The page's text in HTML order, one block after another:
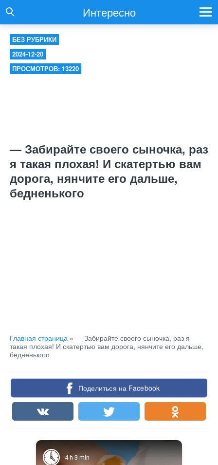
Интересно
БЕЗ РУБРИКИ
2024-12-20
ПРОСМОТРОВ: 13220
— Забирайте своего сыночка, раз
я такая плохая! И скатертью вам
дорога, нянчите его дальше,
бедненького
Главная страница » — Забирайте своего сыночка, раз я
такая плохая! И скатертью вам дорога, нянчите его дальше,
бедненького
Поделиться на Facebook
4 h 3 min